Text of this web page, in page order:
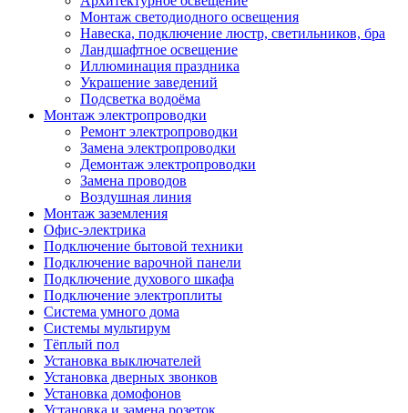
Монтаж светодиодного освещения
Навеска, подключение люстр, светильников, бра
Ландшафтное освещение
Иллюминация праздника
Украшение заведений
Подсветка водоёма
Монтаж электропроводки
Ремонт электропроводки
Замена электропроводки
Демонтаж электропроводки
Замена проводов
Воздушная линия
Монтаж заземления
Офис-электрика
Подключение бытовой техники
Подключение варочной панели
Подключение духового шкафа
Подключение электроплиты
Система умного дома
Системы мультирум
Тёплый пол
Установка выключателей
Установка дверных звонков
Установка домофонов
Установка и замена розеток